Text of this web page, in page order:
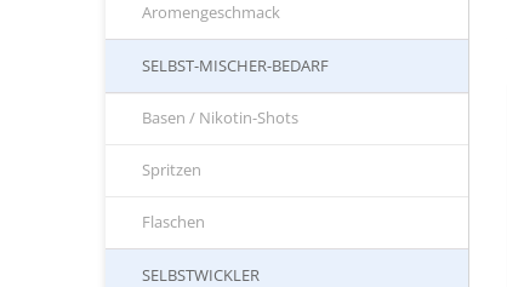
Aromengeschmack
SELBST-MISCHER-BEDARF
Basen / Nikotin-Shots
Spritzen
Flaschen
SELBSTWICKLER